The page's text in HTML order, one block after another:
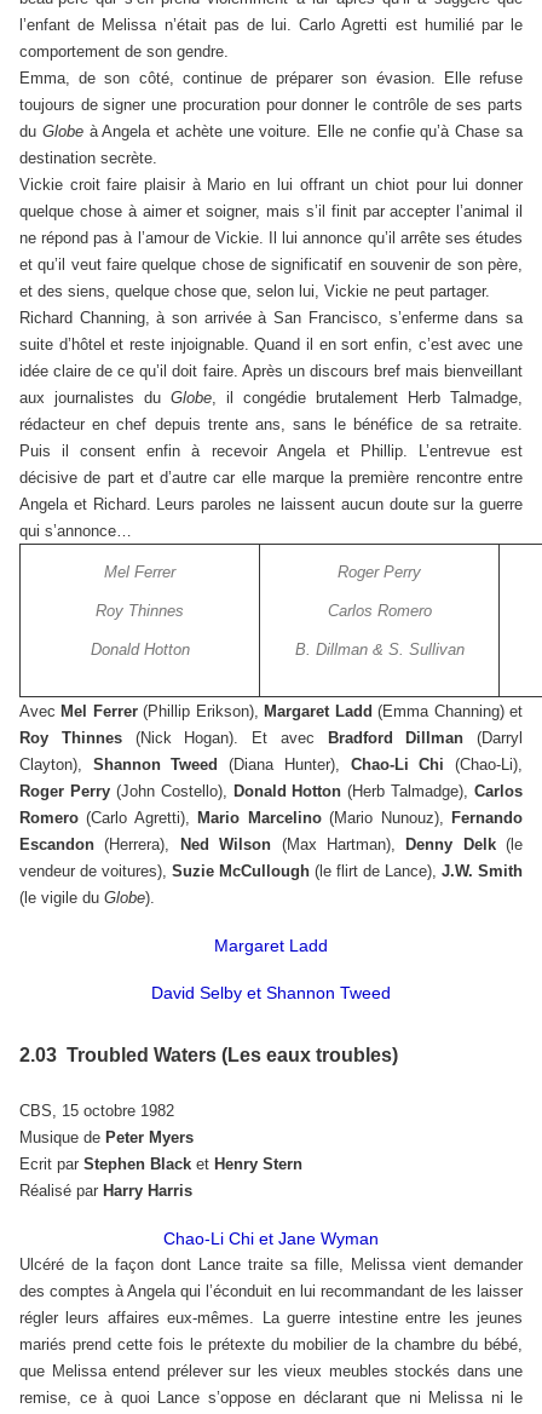
l’enfant de Melissa n’était pas de lui. Carlo Agretti est humilié par le
comportement de son gendre.
Emma, de son côté, continue de préparer son évasion. Elle refuse
toujours de signer une procuration pour donner le contrôle de ses parts
du Globeà Angela et achète une voiture. Elle ne confie qu’à Chase sa
destination secrète.
Vickie croit faire plaisir à Mario en lui offrant un chiot pour lui donner
quelque chose à aimer et soigner, mais s’il finit par accepter l’animal il
ne répond pas à l’amour de Vickie. Il lui annonce qu’il arrête ses études
et qu’il veut faire quelque chose de significatif en souvenir de son père,
et des siens, quelque chose que, selon lui, Vickie ne peut partager.
Richard Channing, à son arrivée à San Francisco, s’enferme dans sa
suite d’hôtel et reste injoignable. Quand il en sort enfin, c’est avec une
idée claire de ce qu’il doit faire. Après un discours bref mais bienveillant
aux journalistes du Globe , il congédie brutalement Herb Talmadge,
rédacteur en chef depuis trente ans, sans le bénéfice de sa retraite.
Puis il consent enfin à recevoir Angela et Phillip. L’entrevue est
décisive de part et d’autre car elle marque la première rencontre entre
Angela et Richard. Leurs paroles ne laissent aucun doute sur la guerre
qui s’annonce…
Mel Ferrer
Roy Thinnes
Donald Hotton
Roger Perry
Carlos Romero
B. Dillman & S. Sullivan
AvecMel Ferrer(Phillip Erikson),Margaret Ladd(Emma Channing) et
Roy Thinnes (Nick Hogan). Et avec Bradford Dillman (Darryl
Clayton), Shannon Tweed(Diana Hunter), Chao-Li Chi(Chao-Li),
Roger Perry (John Costello), Donald Hotton(Herb Talmadge), Carlos
Romero(Carlo Agretti),Mario Marcelino(Mario Nunouz),Fernando
Escandon(Herrera), Ned Wilson (Max Hartman),Denny Delk (le
vendeur de voitures), Suzie McCullough (le flirt de Lance), J.W. Smith
(le vigile du Globe).
Margaret Ladd
David Selby et Shannon Tweed
2.03 Troubled Waters (Les eaux troubles)
CBS, 15 octobre 1982
Musique de Peter Myers
Ecrit par Stephen Black et Henry Stern
Réalisé par Harry Harris
Chao-Li Chi et Jane Wyman
Ulcéré de la façon dont Lance traite sa fille, Melissa vient demander
des comptes à Angela qui l’éconduit en lui recommandant de les laisser
régler leurs affaires eux-mêmes. La guerre intestine entre les jeunes
mariés prend cette fois le prétexte du mobilier de la chambre du bébé,
que Melissa entend prélever sur les vieux meubles stockés dans une
remise, ce à quoi Lance s’oppose en déclarant que ni Melissa ni le